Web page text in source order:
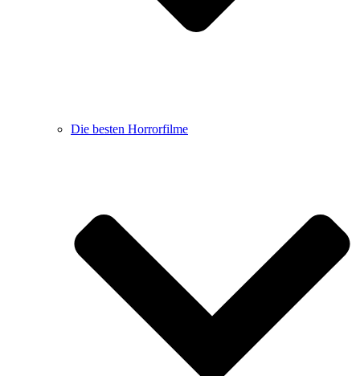
Die besten Horrorfilme